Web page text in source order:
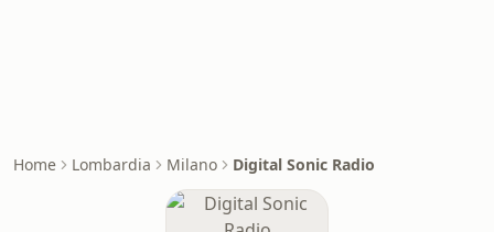
Home Lombardia Milano Digital Sonic Radio